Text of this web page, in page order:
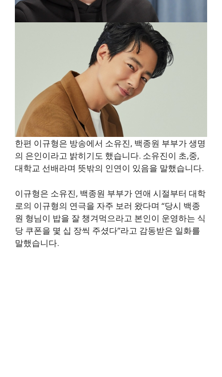
한편 이규형은 방송에서 소유진, 백종원 부부가 생명
의 은인이라고 밝히기도 했습니다. 소유진이 초,중,
대학교 선배라며 뜻밖의 인연이 있음을 말했습니다.
이규형은 소유진, 백종원 부부가 연애 시절부터 대학
로의 이규형의 연극을 자주 보러 왔다며 “당시 백종
원 형님이 밥을 잘 챙겨먹으라고 본인이 운영하는 식
당 쿠폰을 몇 십 장씩 주셨다”라고 감동받은 일화를
말했습니다.